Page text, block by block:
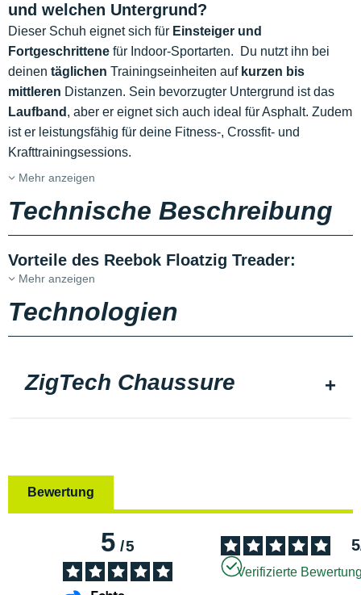
und welchen Untergrund?
Dieser Schuh eignet sich für Einsteiger und
Fortgeschrittene für Indoor-Sportarten. Du nutzt ihn bei
deinen täglichen Trainingseinheiten auf kurzen bis
mittleren Distanzen. Sein bevorzugter Untergrund ist das
Laufband , aber er eignet sich auch ideal für Asphalt. Zudem
ist er leistungsfähig für deine Fitness-, Crossfit- und
Krafttrainingsessions.
Mehr anzeigen
Technische Beschreibung
Vorteile des Reebok Floatzig Treader:
Mehr anzeigen
Technologien
ZigTech Chaussure
Bewertung
5/5 5
Verifizierte